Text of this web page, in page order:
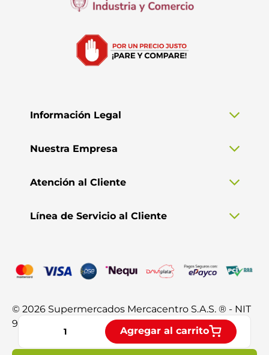
Agregar al carrito
Información Legal
Nuestra Empresa
Atención al Cliente
Línea de Servicio al Cliente
© 2026 Supermercados Mercacentro S.A.S. ® - NIT
901.370.428-3. Todos los derechos reservados.